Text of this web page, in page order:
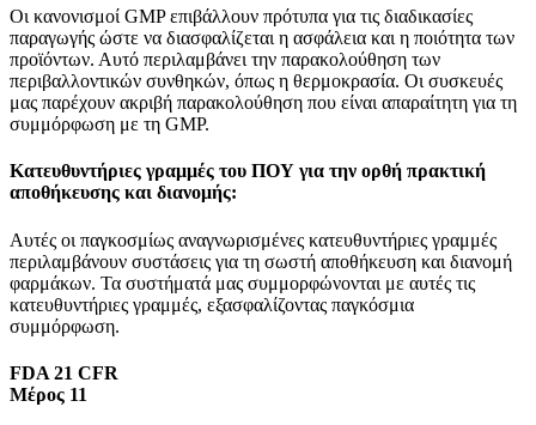
Οι κανονισμοί GMP επιβάλλουν πρότυπα για τις διαδικασίες
παραγωγής ώστε να διασφαλίζεται η ασφάλεια και η ποιότητα των
προϊόντων. Αυτό περιλαμβάνει την παρακολούθηση των
περιβαλλοντικών συνθηκών, όπως η θερμοκρασία. Οι συσκευές
μας παρέχουν ακριβή παρακολούθηση που είναι απαραίτητη για τη
συμμόρφωση με τη GMP.
Κατευθυντήριες γραμμές του ΠΟΥ για την ορθή πρακτική
αποθήκευσης και διανομής:
Αυτές οι παγκοσμίως αναγνωρισμένες κατευθυντήριες γραμμές
περιλαμβάνουν συστάσεις για τη σωστή αποθήκευση και διανομή
φαρμάκων. Τα συστήματά μας συμμορφώνονται με αυτές τις
κατευθυντήριες γραμμές, εξασφαλίζοντας παγκόσμια
συμμόρφωση.
FDA 21 CFR
Μέρος 11